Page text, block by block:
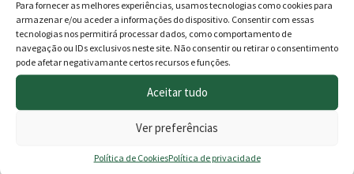
Para fornecer as melhores experiências, usamos tecnologias como cookies para
armazenar e/ou aceder a informações do dispositivo. Consentir com essas
tecnologias nos permitirá processar dados, como comportamento de
navegação ou IDs exclusivos neste site. Não consentir ou retirar o consentimento
pode afetar negativamante certos recursos e funções.
Aceitar tudo
Ver preferências
Política de CookiesPolítica de privacidade
Horta
Acessórios
Adubadores
Carros de mão